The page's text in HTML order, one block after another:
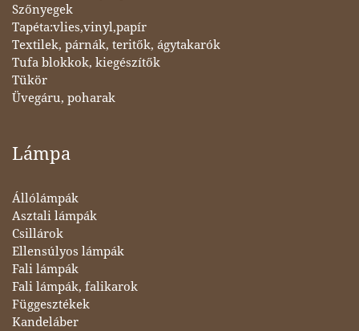
Szőnyegek
Tapéta:vlies,vinyl,papír
Textilek, párnák, teritők, ágytakarók
Tufa blokkok, kiegészítők
Tükör
Üvegáru, poharak
Lámpa
Állólámpák
Asztali lámpák
Csillárok
Ellensúlyos lámpák
Fali lámpák
Fali lámpák, falikarok
Függesztékek
Kandeláber